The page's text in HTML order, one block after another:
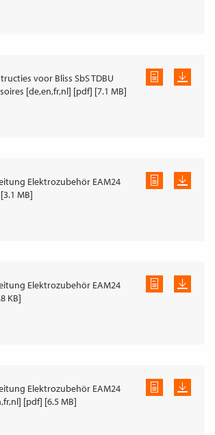
voor Bliss SbS TDBU
[de,en,fr,nl] [pdf] [7.1 MB]
Elektrozubehör EAM24
MB]
Elektrozubehör EAM24
KB]
Elektrozubehör EAM24
[pdf] [6.5 MB]